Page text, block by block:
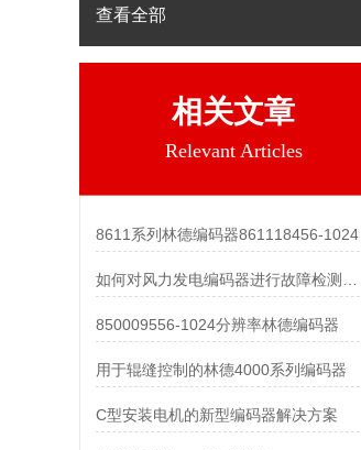
查看全部
相关文章
Relevant Articles
8611系列林德编码器861118456-1024
850009556-1024分辨率林德编码器
用于辊缝控制的林德4000系列编码器
C型安装电机的新型编码器解决方案